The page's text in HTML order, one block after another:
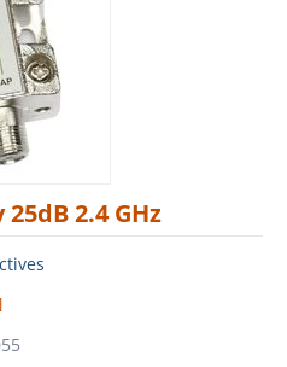
2.4 GHz